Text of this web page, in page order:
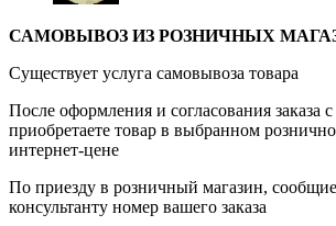
САМОВЫВОЗ ИЗ РОЗНИЧНЫХ
Существует услуга самовывоза товара
После оформления и согласования заказа
приобретаете товар в выбранном
интернет-цене
По приезду в розничный магазин,
консультанту номер вашего заказа